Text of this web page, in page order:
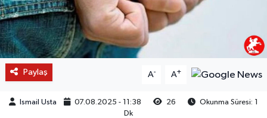
Paylaş A- A+
Ismail Usta 07.08.2025 - 11:38 26
Okunma Süresi: 1
Dk